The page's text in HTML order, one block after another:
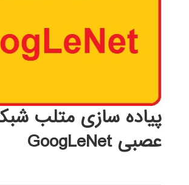
پیاده سازی متلب
عصبی GoogLeNet